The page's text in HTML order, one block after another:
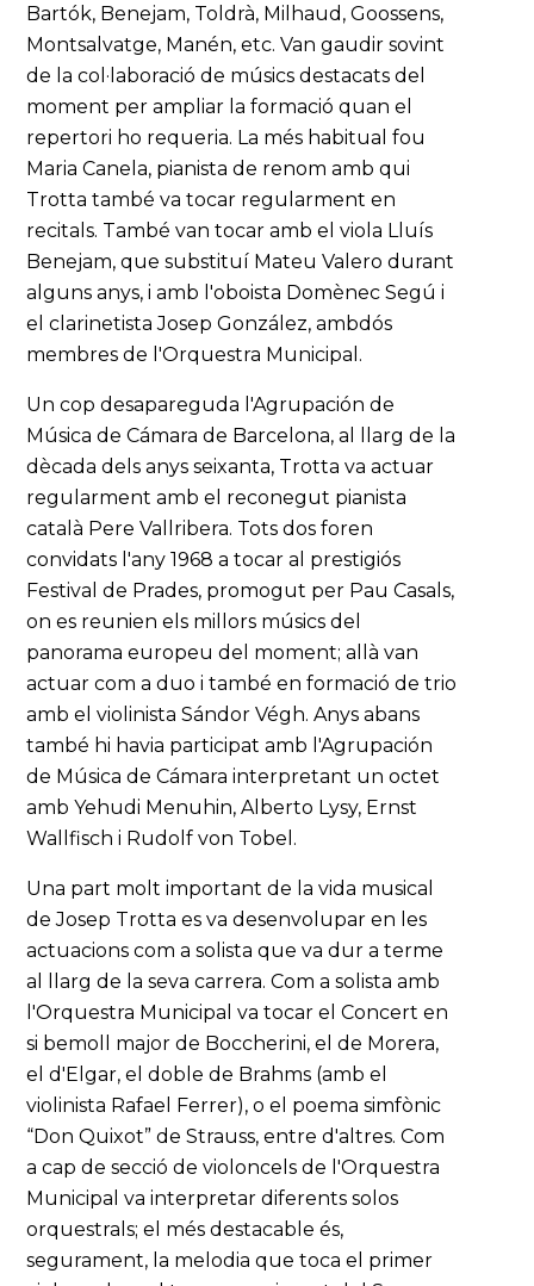
Bartók, Benejam, Toldrà, Milhaud, Goossens,
Montsalvatge, Manén, etc. Van gaudir sovint
de la col·laboració de músics destacats del
moment per ampliar la formació quan el
repertori ho requeria. La més habitual fou
Maria Canela, pianista de renom amb qui
Trotta també va tocar regularment en
recitals. També van tocar amb el viola Lluís
Benejam, que substituí Mateu Valero durant
alguns anys, i amb l'oboista Domènec Segú i
el clarinetista Josep González, ambdós
membres de l'Orquestra Municipal.
Un cop desapareguda l'Agrupación de
Música de Cámara de Barcelona, al llarg de la
dècada dels anys seixanta, Trotta va actuar
regularment amb el reconegut pianista
català Pere Vallribera. Tots dos foren
convidats l'any 1968 a tocar al prestigiós
Festival de Prades, promogut per Pau Casals,
on es reunien els millors músics del
panorama europeu del moment; allà van
actuar com a duo i també en formació de trio
amb el violinista Sándor Végh. Anys abans
també hi havia participat amb l'Agrupación
de Música de Cámara interpretant un octet
amb Yehudi Menuhin, Alberto Lysy, Ernst
Wallfisch i Rudolf von Tobel.
Una part molt important de la vida musical
de Josep Trotta es va desenvolupar en les
actuacions com a solista que va dur a terme
al llarg de la seva carrera. Com a solista amb
l'Orquestra Municipal va tocar el Concert en
si bemoll major de Boccherini, el de Morera,
el d'Elgar, el doble de Brahms (amb el
violinista Rafael Ferrer), o el poema simfònic
“Don Quixot” de Strauss, entre d'altres. Com
a cap de secció de violoncels de l'Orquestra
Municipal va interpretar diferents solos
orquestrals; el més destacable és,
segurament, la melodia que toca el primer